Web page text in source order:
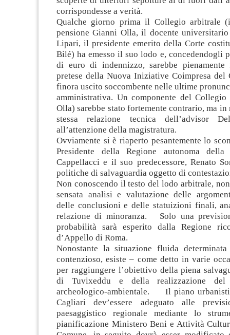
corrispondesse a verità.
Qualche giorno prima il Collegio arbitrale
pensione Gianni Olla, il docente
Lipari, il presidente emerito della Corte
Bilé) ha emesso il suo lodo e, concedendogli
di euro di indennizzo, sarebbe pienamente
pretese della Nuova Iniziative Coimpresa del
finora uscito soccombente nelle ultime
amministrativa. Un componente del
Olla) sarebbe stato fortemente contrario, ma
stessa relazione tecnica dell’advisor
all’attenzione della magistratura.
Ovviamente si è riaperto pesantemente lo
Presidente della Regione autonoma della
Cappellacci e il suo predecessore, Renato
politiche di salvaguardia oggetto di
Non conoscendo il testo del lodo arbitrale,
sensata analisi e valutazione delle
delle conclusioni e delle statuizioni finali,
relazione di minoranza. Solo una
probabilità sarà esperito dalla Regione
d’Appello di Roma.
Nonostante la situazione fluida
contenzioso, esiste – come detto in varie
per raggiungere l’obiettivo della piena
di Tuvixeddu e della realizzazione del
archeologico-ambientale. Il piano
Cagliari dev’essere adeguato alle
paesaggistico regionale mediante lo
pianificazione Ministero Beni e Attività